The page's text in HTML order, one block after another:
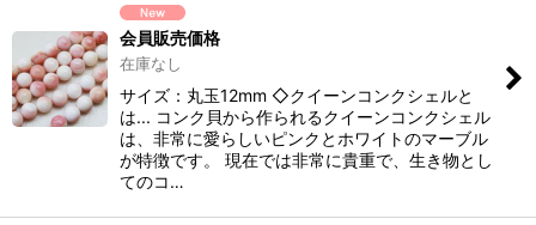
会員販売価格
在庫なし
サイズ：丸玉12mm ◇クイーンコンクシェルと
は... コンク貝から作られるクイーンコンクシェル
は、非常に愛らしいピンクとホワイトのマーブル
が特徴です。 現在では非常に貴重で、生き物とし
てのコ…